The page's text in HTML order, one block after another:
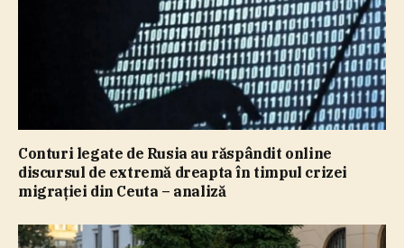
Conturi legate de Rusia au răspândit online
discursul de extremă dreapta în timpul crizei
migraţiei din Ceuta – analiză